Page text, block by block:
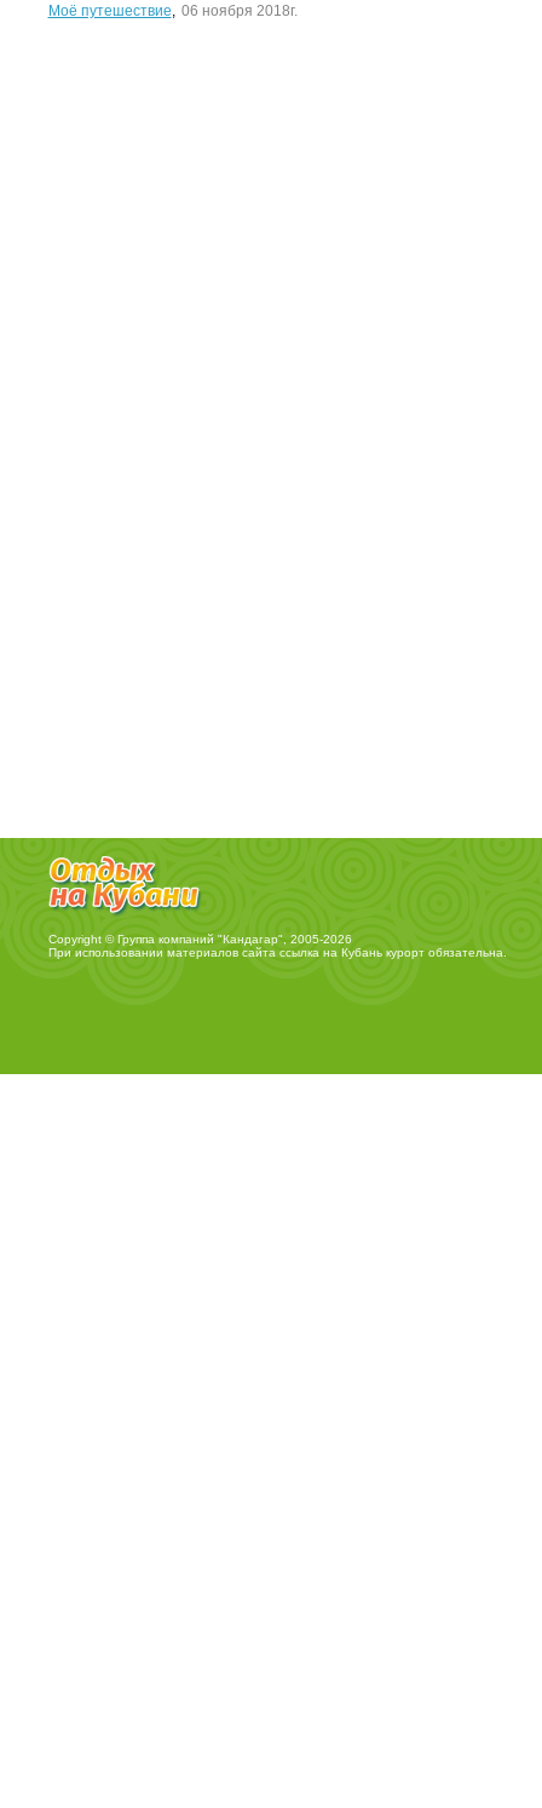
Моё путешествие, 06 ноября 2018г.
Copyright © Группа компаний "Кандагар", 2005-2026
При использовании материалов сайта ссылка на Кубань курортобязательна.